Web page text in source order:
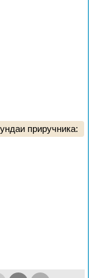
приручника: